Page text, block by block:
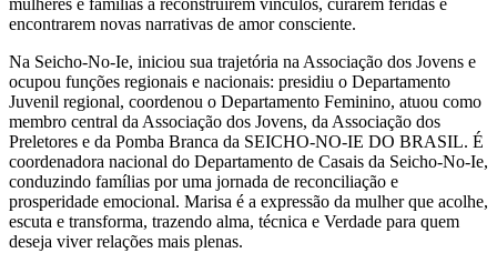
mulheres e famílias a reconstruírem vínculos, curarem feridas e
encontrarem novas narrativas de amor consciente.
Na Seicho-No-Ie, iniciou sua trajetória na Associação dos Jovens e
ocupou funções regionais e nacionais: presidiu o Departamento
Juvenil regional, coordenou o Departamento Feminino, atuou como
membro central da Associação dos Jovens, da Associação dos
Preletores e da Pomba Branca da SEICHO-NO-IE DO BRASIL. É
coordenadora nacional do Departamento de Casais da Seicho-No-Ie,
conduzindo famílias por uma jornada de reconciliação e
prosperidade emocional. Marisa é a expressão da mulher que acolhe,
escuta e transforma, trazendo alma, técnica e Verdade para quem
deseja viver relações mais plenas.